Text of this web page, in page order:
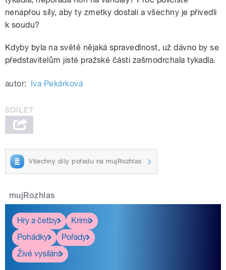
nenapřou síly, aby ty zmetky dostali a všechny je přivedli
k soudu?
Kdyby byla na světě nějaká spravedlnost, už dávno by se
představitelům jisté pražské části zašmodrchala tykadla.
autor: Iva Pekárková
Všechny díly pořadu na mujRozhlas
mujRozhlas
Hry a četby
Krimi
Pohádky
Pořady
Živé vysílání